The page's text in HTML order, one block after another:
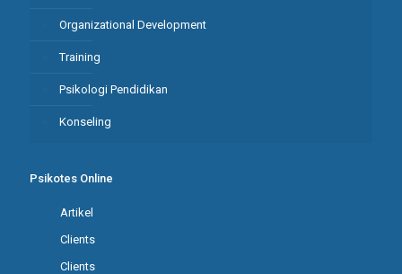
Organizational Development
Training
Psikologi Pendidikan
Konseling
Psikotes Online
Artikel
Clients
Clients